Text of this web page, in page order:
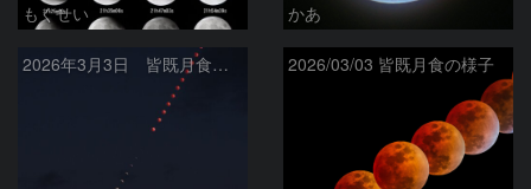
もくせい かあ
2026年3月3日 皆既月食全経過 2026/03/03 皆既月食の様子